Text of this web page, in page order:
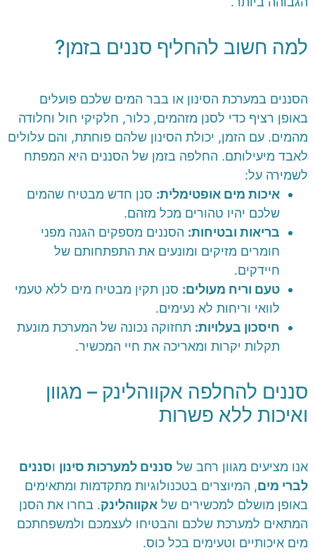
למה חשוב להחליף סננים בזמן?
הסננים במערכת הסינון או בבר המים שלכם פועלים
באופן רציף כדי לסנן מזהמים, כלור, חלקיקי חול וחלודה
מהמים. עם הזמן, יכולת הסינון שלהם פוחתת, והם עלולים
לאבד מיעילותם. החלפה בזמן של הסננים היא המפתח
לשמירה על:
איכות מים אופטימלית: סנן חדש מבטיח שהמים
שלכם יהיו טהורים מכל מזהם.
בריאות ובטיחות: הסננים מספקים הגנה מפני
חומרים מזיקים ומונעים את התפתחותם של
חיידקים.
טעם וריח מעולים: סנן תקין מבטיח מים ללא טעמי
לוואי וריחות לא נעימים.
חיסכון בעלויות: תחזוקה נכונה של המערכת מונעת
תקלות יקרות ומאריכה את חיי המכשיר.
סננים להחלפה אקווהלינק – מגוון
ואיכות ללא פשרות
אנו מציעים מגוון רחב של סננים למערכות סינון וסננים
לברי מים, המיוצרים בטכנולוגיות מתקדמות ומתאימים
באופן מושלם למכשירים של אקווהלינק. בחרו את הסנן
המתאים למערכת שלכם והבטיחו לעצמכם ולמשפחתכם
מים איכותיים וטעימים בכל כוס.